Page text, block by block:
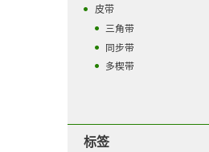
皮带
三角带
同步带
多楔带
标签